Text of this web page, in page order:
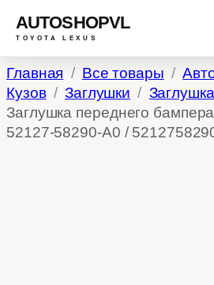
Перейти
к
содержимому
AUTOSHOPVL
TOYOTA LEXUS
Главная Все товары
Кузов
Заглушки
Заглушка переднего
52127-58290-A0 /